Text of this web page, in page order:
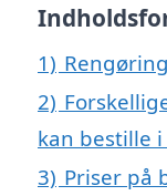
1)
2)
kan bestille
3) Priser på